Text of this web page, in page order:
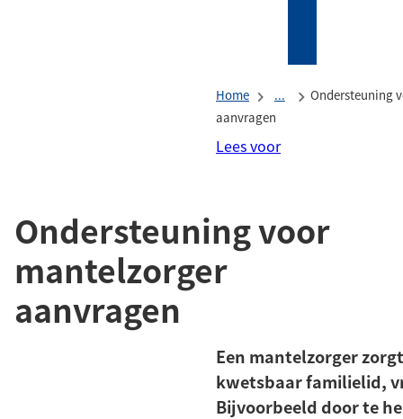
externe
website)
Home ...
Ondersteuning
aanvragen
Lees voor
Ondersteuning voor
mantelzorger
aanvragen
Een mantelzorger
kwetsbaar familielid,
Bijvoorbeeld door te